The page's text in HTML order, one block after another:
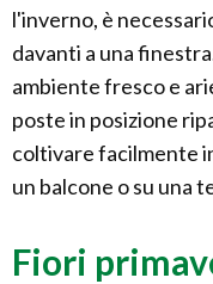
l'inverno, è
davanti a una
ambiente fresco e
poste in posizione
coltivare facilmente
un balcone o su una
Fiori